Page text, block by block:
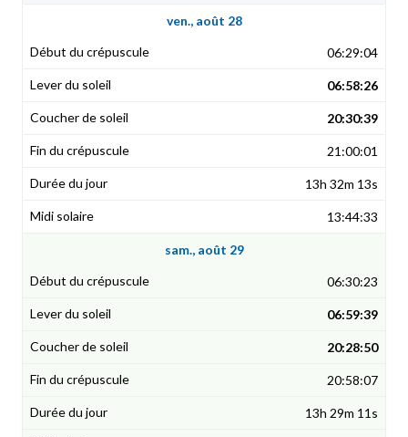
ven., août 28
06:29:04
06:58:26
20:30:39
21:00:01
13h 32m 13s
13:44:33
sam., août 29
06:30:23
06:59:39
20:28:50
20:58:07
13h 29m 11s